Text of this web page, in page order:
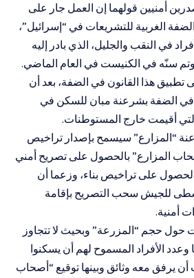
أمنيين قولهما إن العمل جار على
الغربية للتشريعات في “إسرائيل”،
في النقب والجليل، الذي بادر إليه
وتم سنّه في الكنيست في العام الماضي.
تطبيق هذا القانون في الضفة، بعد أن
الضفة بشرعنة مبان للسكن في
التي أقيمت خارج المستوطنات.
“المزارع” سيسمح بإصدار تراخيص
المزارع” بالحصول على تصريح أمني
على تراخيص بناء، وزعما أن
للجيش سحب التصريح بإقامة
أمنية.
حول حجم “المزرعة” وبحيث لا تتجاوز
مربعا وعدد الأفراد المسموح لهم أن يسكنوا
يرفق معه وثائق وبينها توقيع “أصحاب